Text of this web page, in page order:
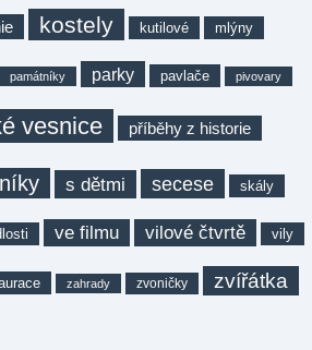
kostely kutilové mlýny
památníky parky pavlače pivovary
vesnice příběhy z historie
s dětmi secese skály
ve filmu vilové čtvrtě vily
zahrady zvoničky zvířátka